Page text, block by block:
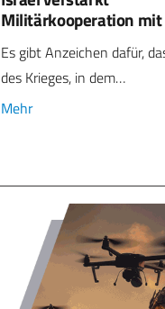
Militärkooperation mit
Es gibt Anzeichen dafür,
des Krieges, in dem…
Mehr